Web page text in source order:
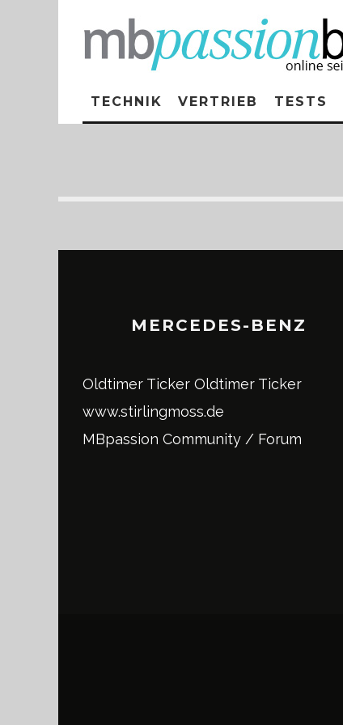
TECHNIK VERTRIEB TESTS
MERCEDES-BENZ
Oldtimer Ticker Oldtimer Ticker
www.stirlingmoss.de
MBpassion Community / Forum